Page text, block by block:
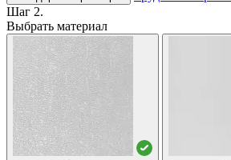
Шаг 2.
Выбрать материал